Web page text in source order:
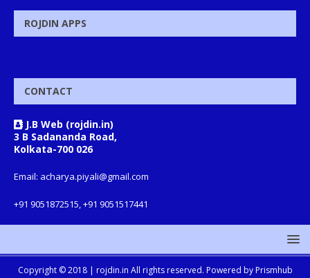
ROJDIN APPS
CONTACT
J.B Web (rojdin.in)
3 B Sadananda Road,
Kolkata-700 026
Email: acharya.piyali@gmail.com
+91 9051872515, +91 9051517441
Copyright © 2018 | rojdin.in All rights reserved. Powered by Prismhub